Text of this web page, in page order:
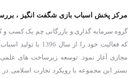
مرکز پخش اسباب بازی شگفت انگیز ،
گروه سرمایه گذاری و بازرگانی چم یک کسب و
که فعالیت خود را از
مجازی آغاز نمود. توسعه زیرساخت های علمی
بستر این مجموعه با رویکرد تجارت اسلامی در